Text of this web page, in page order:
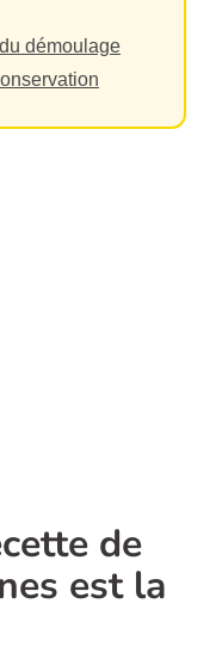
démoulage
de
est la